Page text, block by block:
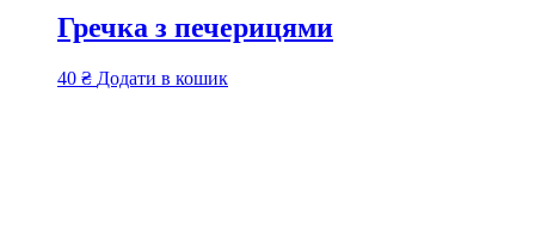
Гречка з печерицями
40 ₴ Додати в кошик